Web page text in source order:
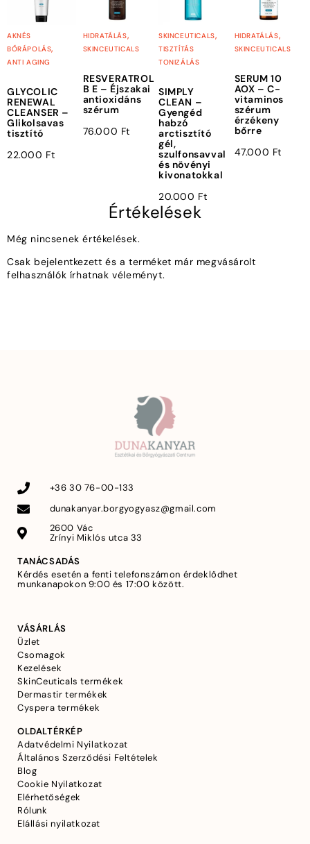
AKNÉS
BŐRÁPOLÁS,
ANTI AGING
GLYCOLIC
RENEWAL
CLEANSER –
Glikolsavas
tisztító
22.000 Ft
HIDRATÁLÁS,
SKINCEUTICALS
RESVERATROL
B E – Éjszakai
antioxidáns
szérum
76.000 Ft
SKINCEUTICALS,
TISZTÍTÁS
TONIZÁLÁS
SIMPLY
CLEAN –
Gyengéd
habzó
arctisztító
gél,
szulfonsavval
és növényi
kivonatokkal
20.000 Ft
HIDRATÁLÁS,
SKINCEUTICALS
SERUM 10
AOX – C-
vitaminos
szérum
érzékeny
bőrre
47.000 Ft
Értékelések
Még nincsenek értékelések.
Csak bejelentkezett és a terméket már megvásárolt
felhasználók írhatnak véleményt.
+36 30 76-00-133
dunakanyar.borgyogyasz@gmail.com
2600 Vác
Zrínyi Miklós utca 33
TANÁCSADÁS
Kérdés esetén a fenti telefonszámon érdeklődhet
munkanapokon 9:00 és 17:00 között.
VÁSÁRLÁS
Üzlet
Csomagok
Kezelések
SkinCeuticals termékek
Dermastir termékek
Cyspera termékek
OLDALTÉRKÉP
Adatvédelmi Nyilatkozat
Általános Szerződési Feltételek
Blog
Cookie Nyilatkozat
Elérhetőségek
Rólunk
Elállási nyilatkozat